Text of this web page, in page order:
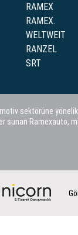
RAMEX
RAMEX.
WELTWEIT
RANZEL
SRT
sektörüne
sunan Ramexauto,